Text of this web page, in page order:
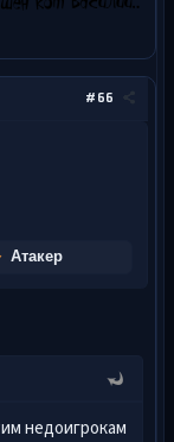
#66
Атакер
недоигрокам